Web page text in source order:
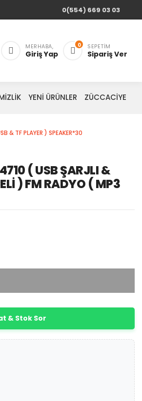
0(554) 669 03 03
MERHABA,
Giriş Yap
0 SEPETIM
Sipariş Ver
YENİ ÜRÜNLER ZÜCCACİYE
& TF PLAYER ) SPEAKER*30
( USB ŞARJLI &
) FM RADYO ( MP3
& Stok Sor